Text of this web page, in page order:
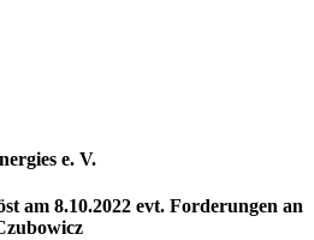
e. V.
am 8.10.2022 evt. Forderungen an